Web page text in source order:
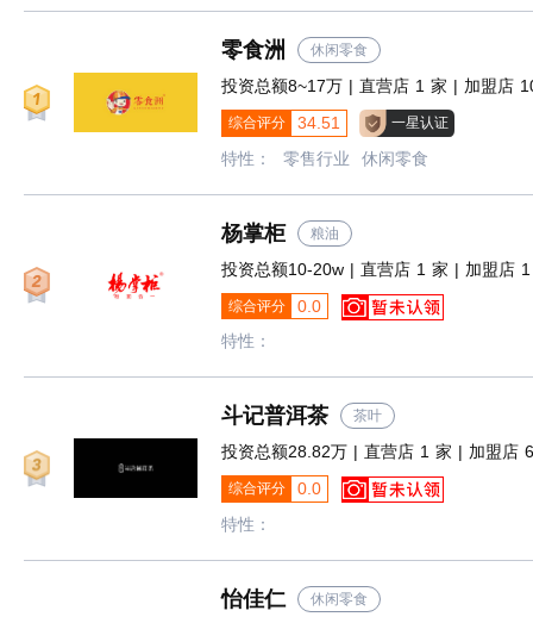
零食洲 休闲零食
投资总额8~17万 | 直营店 1 家 | 加盟店
综合评分 34.51 一星认证
特性： 零售行业 休闲零食
杨掌柜 粮油
投资总额10-20w | 直营店 1 家 | 加盟店
综合评分
0.0
特性：
斗记普洱茶 茶叶
投资总额28.82万 | 直营店 1 家 | 加盟店
综合评分
0.0
特性：
怡佳仁 休闲零食